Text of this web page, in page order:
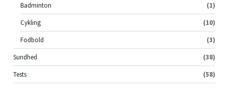
Badminton
(1)
Cykling
(10)
Fodbold
(3)
Sundhed
(38)
Tests
(58)